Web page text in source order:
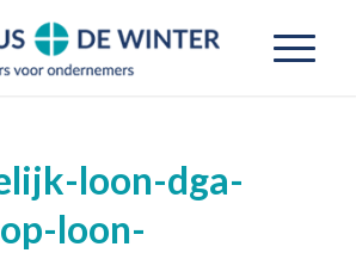
loon-dga-
loon-